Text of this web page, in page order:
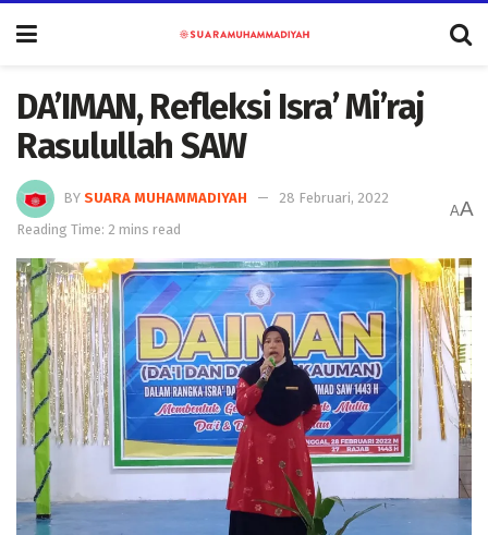
DA’IMAN, Refleksi Isra’ Mi’raj
Rasulullah SAW
BY SUARA MUHAMMADIYAH
28 Februari, 2022
Reading Time: 2 mins read
AA